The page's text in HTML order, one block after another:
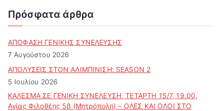
ε
ά
ρ
ρ
ω
ν
Πρόσφατα άρθρα
ΑΠΟΦΑΣΗ ΓΕΝΙΚΗΣ ΣΥΝΕΛΕΥΣΗΣ
7 Αυγούστου 2026
ΑΠΟΛΥΣΕΙΣ ΣΤΟΝ ΑΛΙΜΠΙΝΙΣΗ: SEASON 2
5 Ιουλίου 2026
ΚΑΛΕΣΜΑ ΣΕ ΓΕΝΙΚΗ ΣΥΝΕΛΕΥΣΗ, ΤΕΤΑΡΤΗ 15/7, 19.00,
Αγίας Φιλοθέης 5β (Μητρόπολη) – ΟΛΕΣ ΚΑΙ ΟΛΟΙ ΣΤΟ